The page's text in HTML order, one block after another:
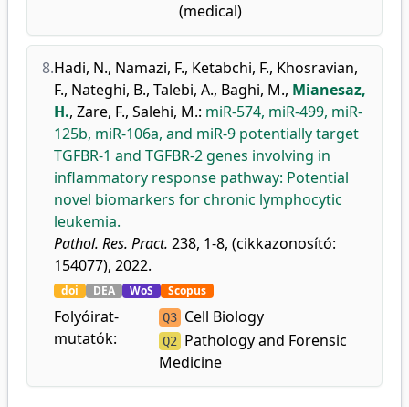
(medical)
8.Hadi, N., Namazi, F., Ketabchi, F., Khosravian,
F., Nateghi, B., Talebi, A., Baghi, M., Mianesaz,
H., Zare, F., Salehi, M.: miR-574, miR-499, miR-
125b, miR-106a, and miR-9 potentially target
TGFBR-1 and TGFBR-2 genes involving in
inflammatory response pathway: Potential
novel biomarkers for chronic lymphocytic
leukemia.
Pathol. Res. Pract. 238, 1-8, (cikkazonosító:
154077), 2022.
doi DEA WoS Scopus
Folyóirat-
mutatók:
Q3 Cell Biology
Q2 Pathology and Forensic
Medicine